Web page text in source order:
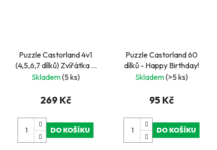
Puzzle Castorland 4v1
(4,5,6,7 dílků) Zvířátka a
jejich mláďátka
Skladem(5 ks)
269 Kč
DO KOŠÍKU
Puzzle Castorland 60
dílků - Happy Birthday!
Skladem(>5 ks)
95 Kč
DO KOŠÍKU